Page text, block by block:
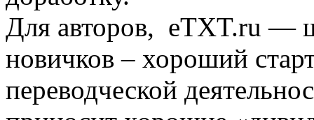
Для авторов, eTXT.ru —
новичков – хороший
переводческой